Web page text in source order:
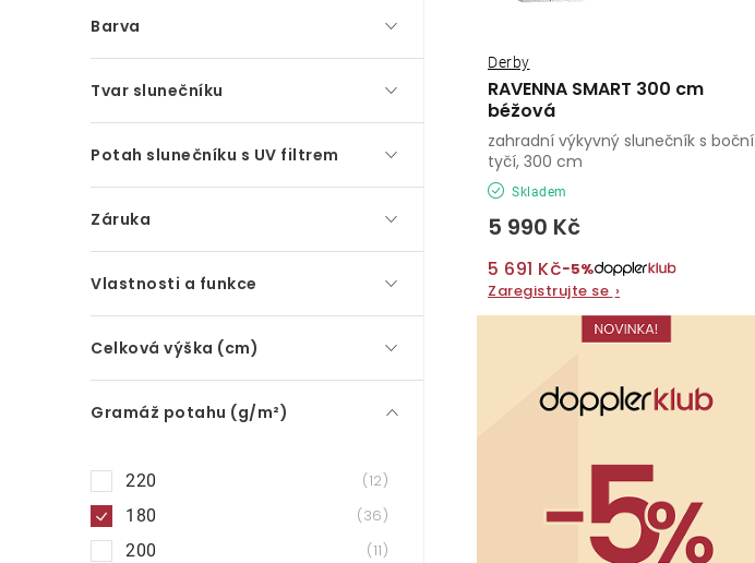
p
a
n
e
l
Barva
Tvar slunečníku
Potah slunečníku s UV filtrem
Záruka
Vlastnosti a funkce
Celková výška (cm)
Gramáž potahu (g/m²)
220
12
180
36
200
11
o
d
u
k
t
ů
RAVENNA SMART 300 cm
béžová
Derby
Skladem
5 990 Kč
5 691 Kč−5%
Zaregistrujte se ›
zahradní výkyvný slunečník s boční
tyčí, 300 cm